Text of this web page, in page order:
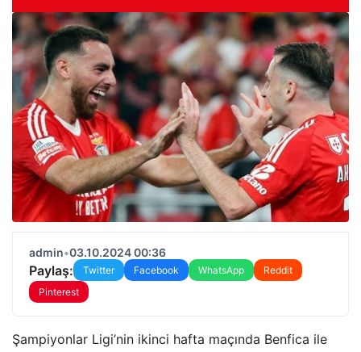
admin•03.10.2024 00:36
Paylaş: Twitter Facebook WhatsApp
Reddit
Pinterest
Şampiyonlar Ligi’nin ikinci hafta maçında Benfica ile